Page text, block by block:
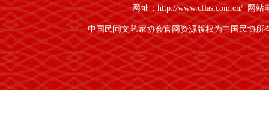
就是人民，人民就是江山，打江山，守江
是山，老百姓是海，老百姓是共产党生命
声。
26日上午，中国民协文化润疆志愿服
民协现有中国民协会员175名；荣获中国民
网址：http://www.cflas.com.cn/网站
中国民间文艺家协会官网资源版权为中国民协